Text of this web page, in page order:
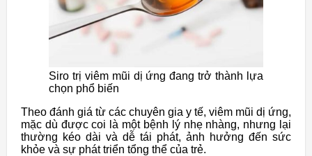
Siro trị viêm mũi dị ứng đang trở thành lựa
chọn phổ biến
Theo đánh giá từ các chuyên gia y tế, viêm mũi dị ứng,
mặc dù được coi là một bệnh lý nhẹ nhàng, nhưng lại
thường kéo dài và dễ tái phát, ảnh hưởng đến sức
khỏe và sự phát triển tổng thể của trẻ.